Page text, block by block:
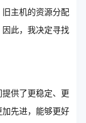
主机的资源分配
此，我决定寻找
供了更稳定、更
先进，能够更好